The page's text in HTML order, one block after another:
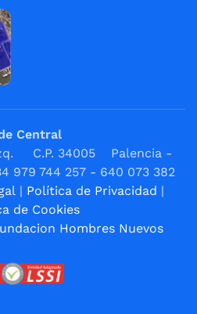
Central
C.P. 34005 Palencia -
979 744 257 - 640 073 382
| Política de Privacidad |
de Cookies
Hombres Nuevos